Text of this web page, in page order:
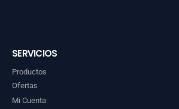
SERVICIOS
Productos
Ofertas
Mi Cuenta